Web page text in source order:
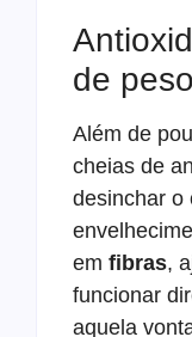
de
Além de
cheias de
desinchar o
em fibras,
funcionar
aquela